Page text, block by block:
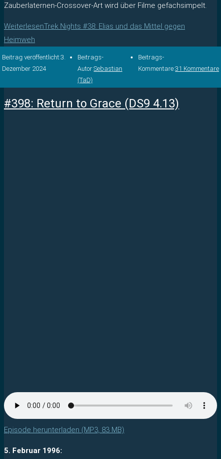
Zauberlaternen-Crossover-Art wird über Filme gefachsimpelt.
WeiterlesenTrek Nights #38: Elias und das Mittel gegen
Heimweh
Beitrag veröffentlicht:3.
Dezember 2024
Beitrags-
Autor:Sebastian
(TaD)
Beitrags-
Kommentare:31 Kommentare
#398: Return to Grace (DS9 4.13)
Episode herunterladen (MP3, 83 MB)
5. Februar 1996: